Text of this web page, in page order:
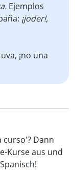
Ejemplos
¡joder!,
¡no una
Dann
Kurse aus und